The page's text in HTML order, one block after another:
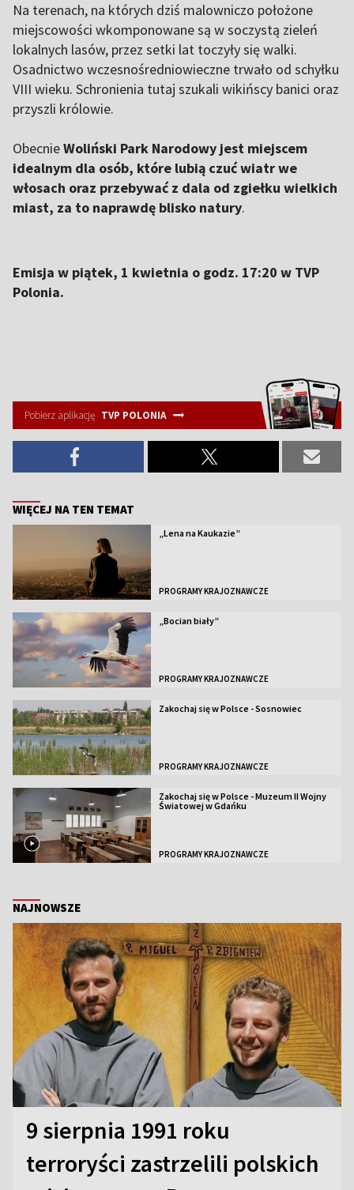
Na terenach, na których dziś malowniczo położone
miejscowości wkomponowane są w soczystą zieleń
lokalnych lasów, przez setki lat toczyły się walki.
Osadnictwo wczesnośredniowieczne trwało od schyłku
VIII wieku. Schronienia tutaj szukali wikińscy banici oraz
przyszli królowie.
ObecnieWoliński Park Narodowy jest miejscem
idealnym dla osób, które lubią czuć wiatr we
włosach oraz przebywać z dala od zgiełku wielkich
miast, za to naprawdę blisko natury.
Emisja w piątek, 1 kwietnia o godz. 17:20 w TVP
Polonia.
Pobierz aplikację TVP POLONIA
WIĘCEJ NA TEN TEMAT
„Lena na Kaukazie”
PROGRAMY KRAJOZNAWCZE
„Bocian biały”
PROGRAMY KRAJOZNAWCZE
Zakochaj się w Polsce - Sosnowiec
PROGRAMY KRAJOZNAWCZE
Zakochaj się w Polsce - Muzeum II Wojny
Światowej w Gdańku
PROGRAMY KRAJOZNAWCZE
NAJNOWSZE
9 sierpnia 1991 roku
terroryści zastrzelili polskich